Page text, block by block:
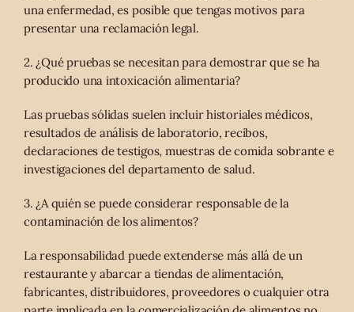
una enfermedad, es posible que tengas motivos para
presentar una reclamación legal.
2. ¿Qué pruebas se necesitan para demostrar que se ha
producido una intoxicación alimentaria?
Las pruebas sólidas suelen incluir historiales médicos,
resultados de análisis de laboratorio, recibos,
declaraciones de testigos, muestras de comida sobrante e
investigaciones del departamento de salud.
3. ¿A quién se puede considerar responsable de la
contaminación de los alimentos?
La responsabilidad puede extenderse más allá de un
restaurante y abarcar a tiendas de alimentación,
fabricantes, distribuidores, proveedores o cualquier otra